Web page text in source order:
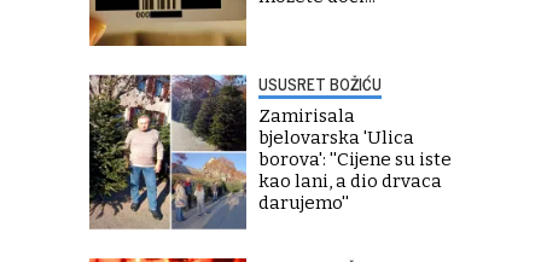
USUSRET BOŽIĆU
Zamirisala
bjelovarska 'Ulica
borova': ''Cijene su iste
kao lani, a dio drvaca
darujemo''